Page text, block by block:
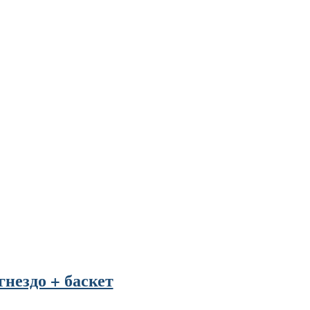
+ баскет